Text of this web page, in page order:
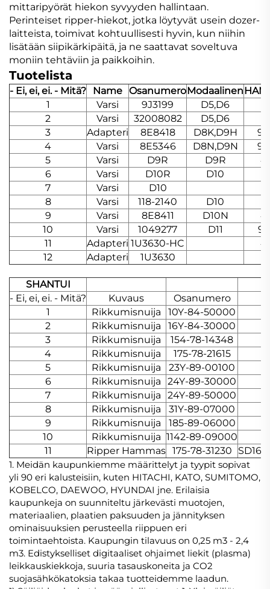
mittaripyörät hiekon syvyyden hallintaan.
Perinteiset ripper-hiekot, jotka löytyvät usein dozer-
laitteista, toimivat kohtuullisesti hyvin, kun niihin
lisätään siipikärkipäitä, ja ne saattavat soveltuva
moniin tehtäviin ja paikkoihin.
Tuotelista
- Ei, ei, ei. - Mitä? Name OsanumeroModaalinen
1
Varsi 9J3199
D5,D6
2
Varsi 32008082
D5,D6
3
Adapteri 8E8418 D8K,D9H
4
Varsi 8E5346 D8N,D9N
5
Varsi D9R D9R
6
Varsi D10R
D10
7
Varsi
D10
8
Varsi 118-2140
D10
9
Varsi 8E8411 D10N
10
Varsi 1049277 D11
11
Adapteri 1U3630-HC
12
Adapteri 1U3630
SHANTUI
- Ei, ei, ei. - Mitä?
Kuvaus Osanumero
1
Rikkumisnuija 10Y-84-50000
2
Rikkumisnuija 16Y-84-30000
3
Rikkumisnuija 154-78-14348
4
Rikkumisnuija 175-78-21615
5
Rikkumisnuija 23Y-89-00100
6
Rikkumisnuija 24Y-89-30000
7
Rikkumisnuija 24Y-89-50000
8
Rikkumisnuija 31Y-89-07000
9
Rikkumisnuija 185-89-06000
10
Rikkumisnuija 1142-89-09000
11
Ripper Hammas 175-78-31230
1. Meidän kaupunkiemme määrittelyt ja tyypit sopivat
yli 90 eri kalusteisiin, kuten HITACHI, KATO, SUMITOMO,
KOBELCO, DAEWOO, HYUNDAI jne. Erilaisia
kaupunkeja on suunniteltu järkevästi muotojen,
materiaalien, plaatien paksuuden ja jännityksen
ominaisuuksien perusteella riippuen eri
toimintaehtoista. Kaupungin tilavuus on 0,25 m3 - 2,4
m3. Edistykselliset digitaaliset ohjaimet liekit (plasma)
leikkauskiekkoja, suuria tasauskoneita ja CO2
suojasähkökatoksia takaa tuotteidemme laadun.